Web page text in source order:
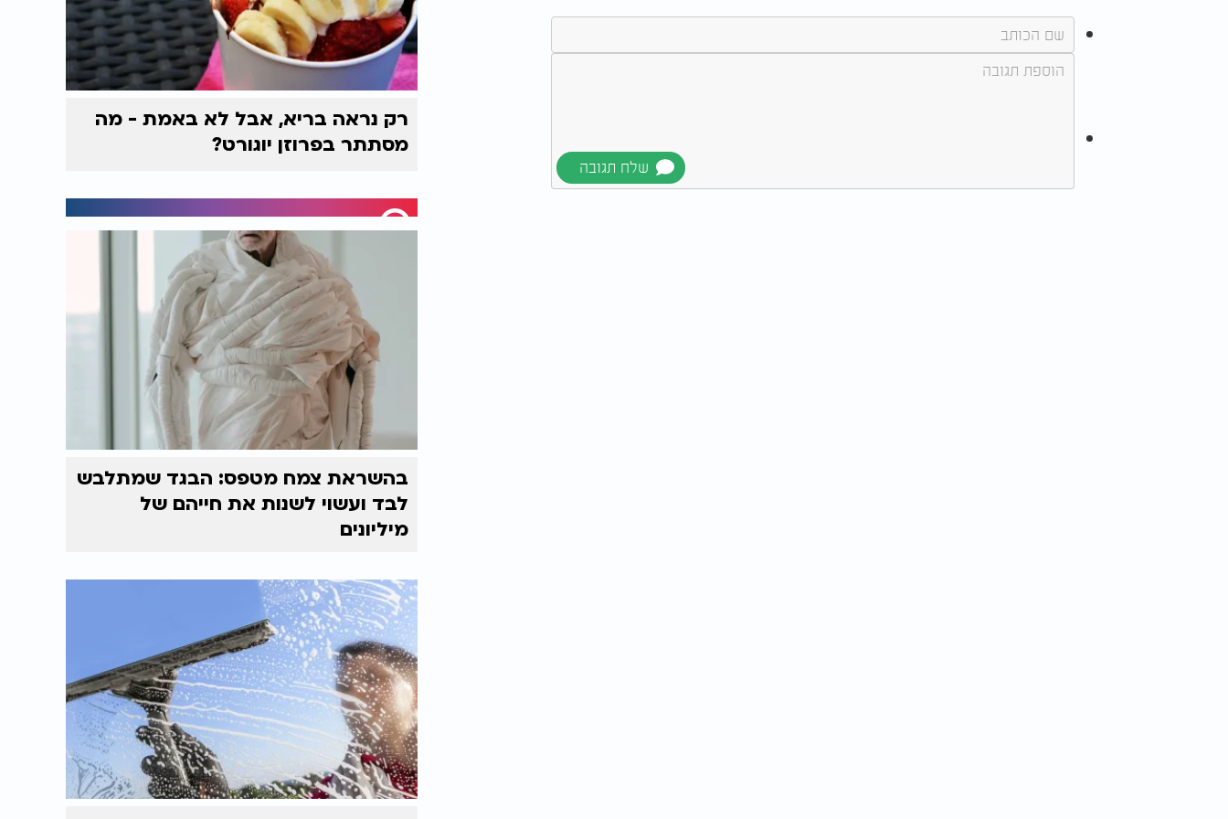
רק נראה בריא, אבל לא באמת - מה
מסתתר בפרוזן יוגורט?
בהשראת צמח מטפס: הבגד שמתלבש
לבד ועשוי לשנות את חייהם של
מיליונים